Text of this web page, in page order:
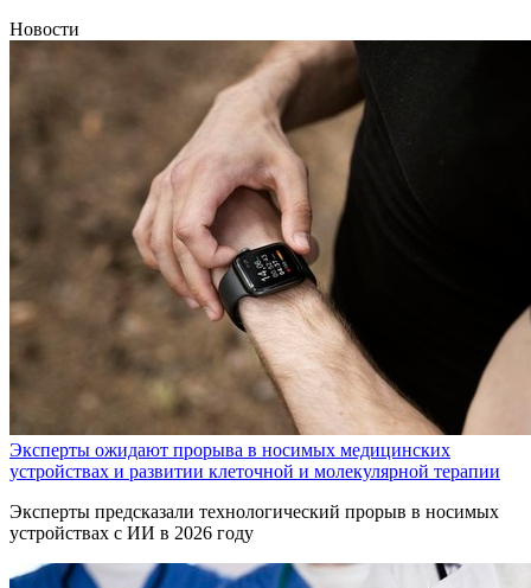
Новости
Эксперты ожидают прорыва в носимых медицинских
устройствах и развитии клеточной и молекулярной терапии
Эксперты предсказали технологический прорыв в носимых
устройствах с ИИ в 2026 году